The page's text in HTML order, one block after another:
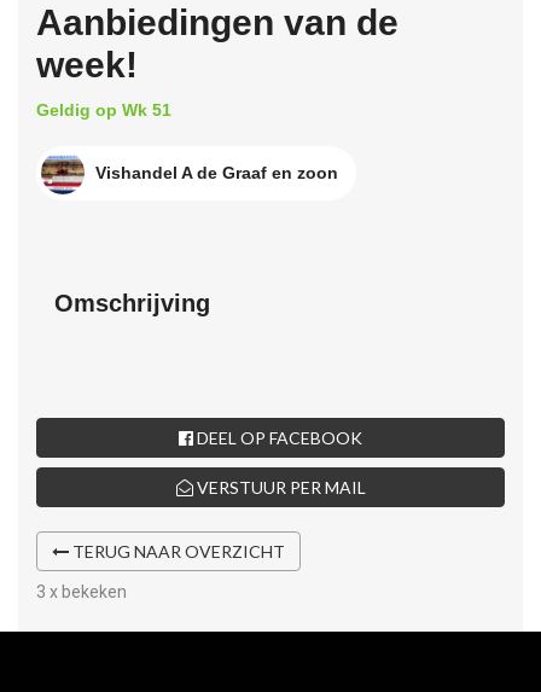
Aanbiedingen van de
week!
Geldig op Wk 51
Vishandel A de Graaf en zoon
Omschrijving
DEEL OP FACEBOOK
VERSTUUR PER MAIL
TERUG NAAR OVERZICHT
3 x bekeken